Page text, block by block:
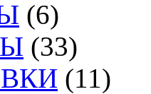
(6)
(33)
(11)